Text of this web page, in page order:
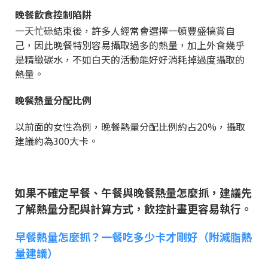
晚餐飲食控制陷阱
一天忙碌結束後，許多人經常會選擇一頓豐盛犒賞自
己，因此晚餐特別容易攝取過多的熱量，加上外食幾乎
是精緻碳水，不如白天的活動能好好消耗掉過度攝取的
熱量。
晚餐熱量分配比例
以前面的女性為例，晚餐熱量分配比例約占20%，攝取
建議約為300大卡。
如果不確定早餐、午餐與晚餐熱量怎麼抓，建議先
了解熱量分配與計算方式，飲控計畫更容易執行。
早餐熱量怎麼抓？一餐吃多少卡才剛好（附減脂熱
量建議）